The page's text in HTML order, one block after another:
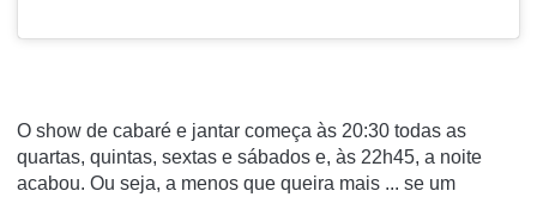
O show de cabaré e jantar começa às 20:30 todas as
quartas, quintas, sextas e sábados e, às 22h45, a noite
acabou. Ou seja, a menos que queira mais ... se um